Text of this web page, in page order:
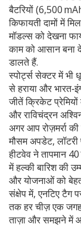
बैटरियों (6,500
किफायती दामों में
मॉडल्स को देखना
काम को आसान बना
डालते हैं.
स्पोर्ट्स सेक्टर में भी
से हराया और
जीतें क्रिकेट
और राविचंद्रन
अगर आप रोज़मर्रा
मौसम अपडेट, लॉटरी
हीटवेव ने तापमान
में हल्की बारिश की
और योजनाओं को
संक्षेप में, एनटिए
तक हर चीज़ एक जगह
ताज़ा और समझने में